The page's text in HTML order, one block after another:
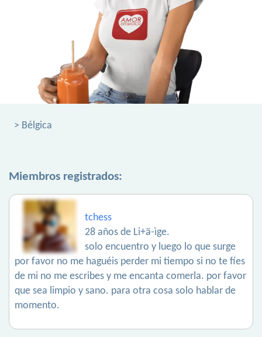
> Bélgica
Miembros registrados:
tchess
28 años de Li+ä-ìge.
solo encuentro y luego lo que surge
por favor no me haguéis perder mi tiempo si no te fíes
de mi no me escribes y me encanta comerla. por favor
que sea limpio y sano. para otra cosa solo hablar de
momento.